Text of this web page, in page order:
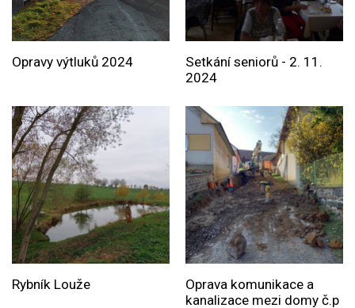
Opravy výtluků 2024
Setkání seniorů - 2. 11.
2024
Rybník Louže
Oprava komunikace a
kanalizace mezi domy č.p